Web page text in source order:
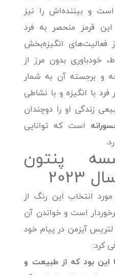
و بیننده‌اش را نیز
قرمز منحصر به فرد
فعالیت‌های انگیزه‌بخش
خودباوری بدون مرز از
و برجسته آن به شمار
با انگیزه و با نشاطی
زندگی او را دوچندان
است که توانایی
پنتون
انتخاب این رنگ از
است و خواندن آن
آیزمن در پیام خود
کرد:
این بود که از طبیعت و